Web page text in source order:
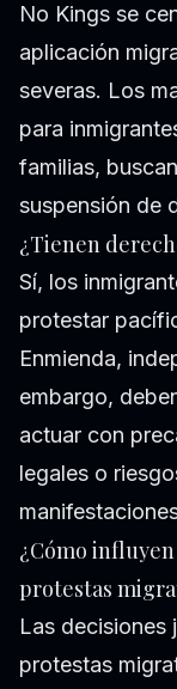
No Kings se
aplicación
severas. Los
para
familias,
suspensión de
¿Tienen
Sí, los
protestar
Enmienda,
embargo,
actuar con
legales o
¿Cómo
protestas
Las decisiones
protestas